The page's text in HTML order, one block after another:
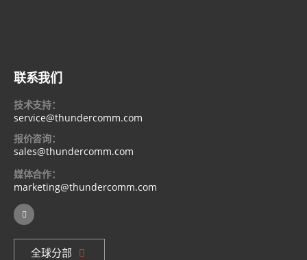
联系我们
技术支持：
service@thundercomm.com
报价咨询：
sales@thundercomm.com
媒体合作：
marketing@thundercomm.com
全球分部